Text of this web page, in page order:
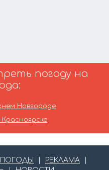
погоду на
Новгороде
Красноярске
ПОГОДЫ РЕКЛАМА